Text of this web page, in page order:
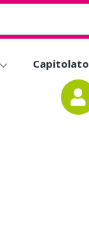
Capitolato